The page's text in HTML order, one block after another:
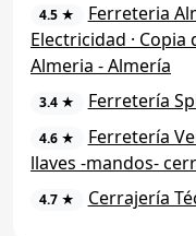
4.5 ★
Ferreteria
Electricidad ·
Almeria - Almería
3.4 ★ Ferretería
4.6 ★
Ferretería
llaves -mandos-
4.7 ★ Cerrajería